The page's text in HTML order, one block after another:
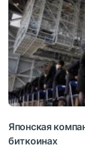
Японская
биткоинах